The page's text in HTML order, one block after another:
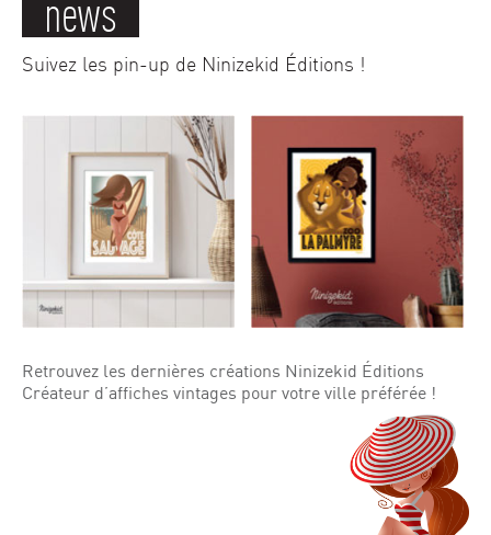
news
Suivez les pin-up de Ninizekid Éditions !
Retrouvez les dernières créations Ninizekid Éditions
Créateur d’affiches vintages pour votre ville préférée !